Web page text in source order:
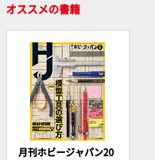
オススメの書籍
月刊ホビージャパン20